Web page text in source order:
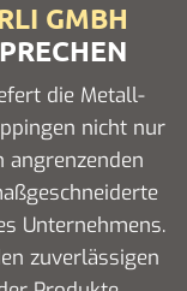
GMBH
die Metall-
nicht nur
angrenzenden
Unternehmens.
zuverlässigen